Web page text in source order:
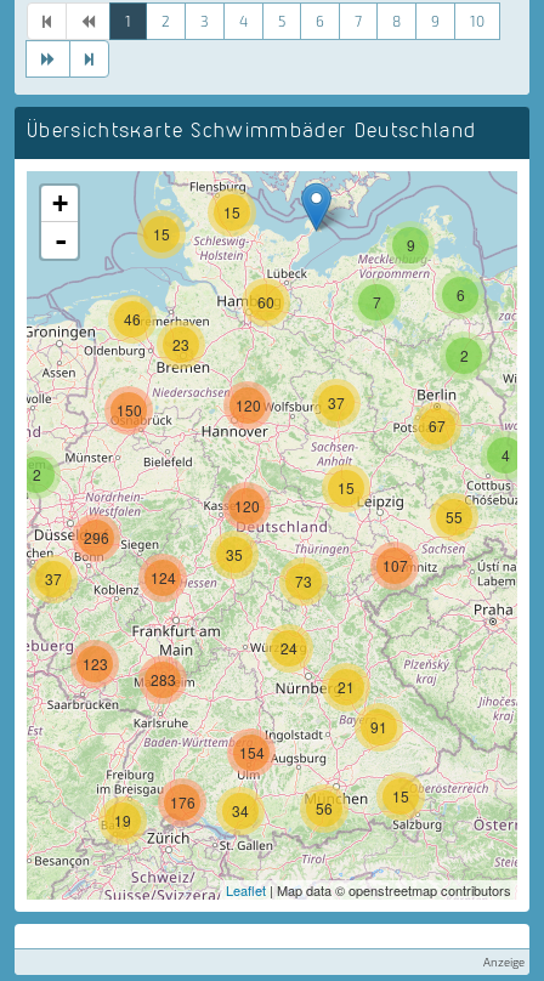
1 2 3 4 5 6 7 8 9 10
Übersichtskarte Schwimmbäder Deutschland
4
23
46
6
7
9
35
120
2
120
37
67
21
15
73
55
107
15
15
60
37
19
176 15
34
91
56
2
150
296
24
124
123
154
283
+
-
Leaflet | Map data © openstreetmap contributors
Anzeige